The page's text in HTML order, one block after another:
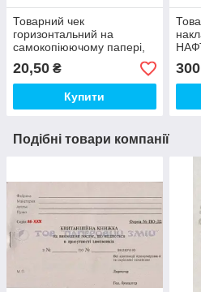
Товарний чек
горизонтальний на
самокопіюючому папері,
А7, 100 аркушів
20,50 ₴
Купити
Подібні товари компанії